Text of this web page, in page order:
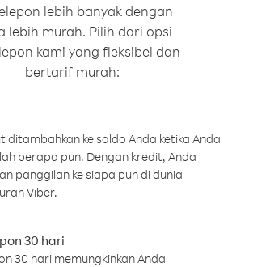
lebih banyak dengan
lebih murah. Pilih dari opsi
kami yang fleksibel dan
bertarif murah:
ditambahkan ke saldo Anda ketika Anda
berapa pun. Dengan kredit, Anda
panggilan ke siapa pun di dunia
Viber.
30 hari
30 hari memungkinkan Anda